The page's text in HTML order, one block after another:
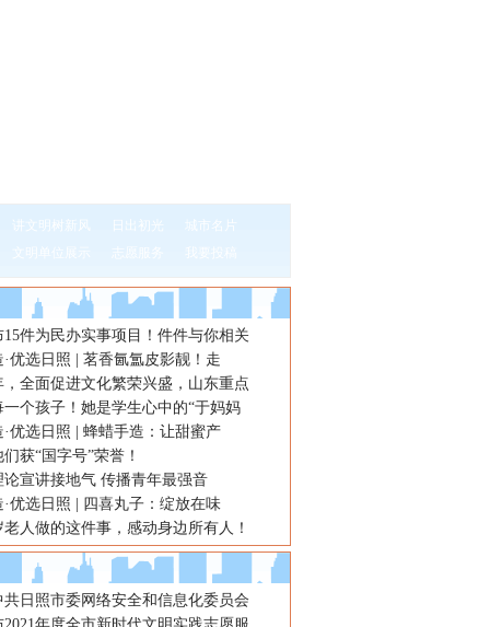
讲文明树新风 日出初光
城市名片
文明单位展示
志愿服务 我要投稿
动，积极营造了“文明”端
15件为民办实事项目！件件与你相关
优选日照 | 茗香氤氲皮影靓！走
，全面促进文化繁荣兴盛，山东重点
一个孩子！她是学生心中的“于妈妈
优选日照 | 蜂蜡手造：让甜蜜产
获“国字号”荣誉！
论宣讲接地气 传播青年最强音
优选日照 | 四喜丸子：绽放在味
老人做的这件事，感动身边所有人！
共日照市委网络安全和信息化委员会